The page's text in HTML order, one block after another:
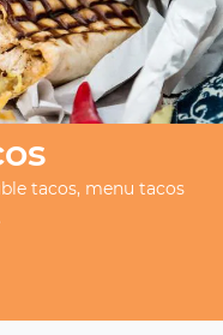
tacos, menu tacos